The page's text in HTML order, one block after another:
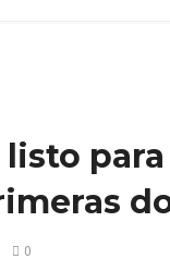
0